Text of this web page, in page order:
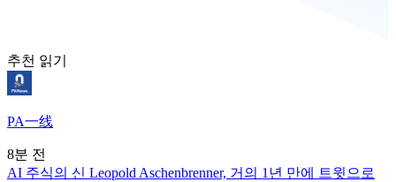
추천 읽기
PA一线
8분 전
AI 주식의 신 Leopold Aschenbrenner, 거의 1년 만에 트윗으로